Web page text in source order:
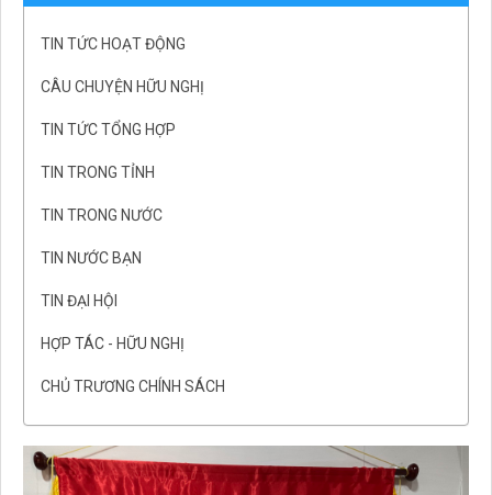
TIN TỨC HOẠT ĐỘNG
CÂU CHUYỆN HỮU NGHỊ
TIN TỨC TỔNG HỢP
TIN TRONG TỈNH
TIN TRONG NƯỚC
TIN NƯỚC BẠN
TIN ĐẠI HỘI
HỢP TÁC - HỮU NGHỊ
CHỦ TRƯƠNG CHÍNH SÁCH